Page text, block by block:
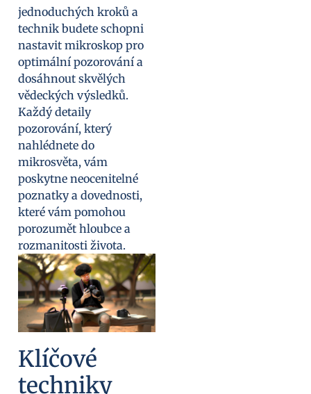
jednoduchých kroků a
technik budete schopni
nastavit mikroskop pro
optimální pozorování a
dosáhnout skvělých
vědeckých výsledků.
Každý detaily
pozorování, který
nahlédnete do
mikrosvěta, vám
poskytne neocenitelné
poznatky a dovednosti,
které vám pomohou
porozumět hloubce a
rozmanitosti života.
Klíčové
techniky